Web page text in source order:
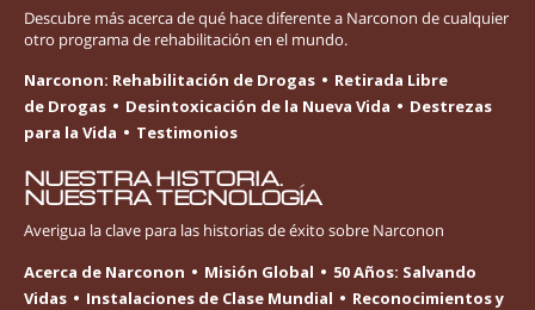
Descubre más acerca de qué hace diferente a Narconon de cualquier
otro programa de rehabilitación en el mundo.
Narconon: Rehabilitación de Drogas
Retirada Libre
de Drogas
Desintoxicación de la Nueva Vida
Destrezas
para la Vida
Testimonios
NUESTRA HISTORIA.
NUESTRA TECNOLOGÍA
Averigua la clave para las historias de éxito sobre Narconon
Acerca de Narconon
Misión Global
50 Años: Salvando
Vidas
Instalaciones de Clase Mundial
Reconocimientos y